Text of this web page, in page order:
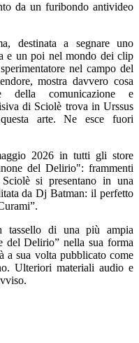
da un furibondo antivideo
destinata a segnare uno
e un poi nel mondo dei clip
nel campo del
mostra davvero cosa
della comunicazione e
di Sciolè trova in Urssus
arte. Ne esce fuori
2026 in tutti gli store
del Delirio": frammenti
si presentano in una
da Dj Batman: il perfetto
tassello di una più ampia
del Delirio” nella sua forma
a sua volta pubblicato come
Ulteriori materiali audio e